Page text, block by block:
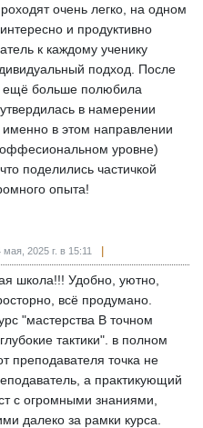
очень легко, на одном
и продуктивно
к каждому ученику
подход. После
ещё больше полюбила
в намерении
именно в этом направлении
уровне)
поделились частичкой
опыта!
мая, 2025 г. в 15:11
школа!!! Удобно, уютно,
всё продумано.
"мастерства В точном
тактики". в полном
преподавателя точка не
а практикующий
с огромными знаниями,
далеко за рамки курса.